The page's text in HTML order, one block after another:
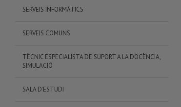
SERVEIS INFORMÀTICS
SERVEIS COMUNS
TÈCNIC ESPECIALISTA DE SUPORT A LA DOCÈNCIA,
SIMULACIÓ
SALA D'ESTUDI